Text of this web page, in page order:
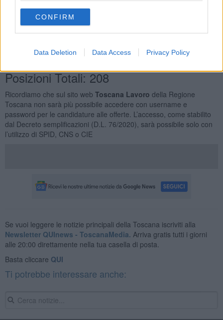
CONFIRM
Data Deletion Data Access Privacy Policy
Tipologia Contratto
Lavoro a Tempo Determinato
Lavoro a Tempo Indeterminato65
Apprendistato Professionalizzante O Contratto di
Mestiere18
Posizioni Totali: 208
Ricordiamo che sul sito web Toscana Lavoro della Regione
Toscana non sarà più possibile accedere con username e
password per le candidature alle offerte. L’accesso, come stabilito
dal Decreto semplificazioni (D.L. 76/2020), sarà possibile solo con
l’utilizzo di SPID, CNS o CIE
Se vuoi leggere le notizie principali della Toscana iscriviti alla
Newsletter QUInews - ToscanaMedia. Arriva gratis tutti i giorni
alle 20:00 direttamente nella tua casella di posta.
Basta cliccare QUI
Ti potrebbe interessare anche: